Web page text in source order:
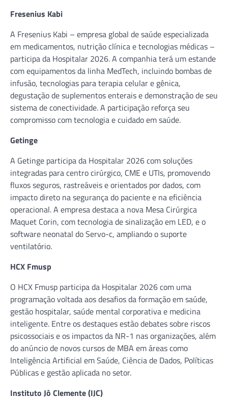
Fresenius Kabi
A Fresenius Kabi – empresa global de saúde especializada
em medicamentos, nutrição clínica e tecnologias médicas –
participa da Hospitalar 2026. A companhia terá um estande
com equipamentos da linha MedTech, incluindo bombas de
infusão, tecnologias para terapia celular e gênica,
degustação de suplementos enterais e demonstração de seu
sistema de conectividade. A participação reforça seu
compromisso com tecnologia e cuidado em saúde.
Getinge
A Getinge participa da Hospitalar 2026 com soluções
integradas para centro cirúrgico, CME e UTIs, promovendo
fluxos seguros, rastreáveis e orientados por dados, com
impacto direto na segurança do paciente e na eficiência
operacional. A empresa destaca a nova Mesa Cirúrgica
Maquet Corin, com tecnologia de sinalização em LED, e o
software neonatal do Servo-c, ampliando o suporte
ventilatório.
HCX Fmusp
O HCX Fmusp participa da Hospitalar 2026 com uma
programação voltada aos desafios da formação em saúde,
gestão hospitalar, saúde mental corporativa e medicina
inteligente. Entre os destaques estão debates sobre riscos
psicossociais e os impactos da NR-1 nas organizações, além
do anúncio de novos cursos de MBA em áreas como
Inteligência Artificial em Saúde, Ciência de Dados, Políticas
Públicas e gestão aplicada no setor.
Instituto Jô Clemente (IJC)